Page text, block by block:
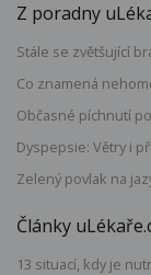
Z poradny
Stále se zvětšující
Co znamená
Občasné píchnutí
Dyspepsie: Větry i
Zelený povlak na
Články
13 situací, kdy je